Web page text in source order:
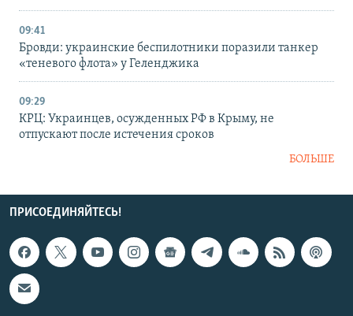
09:41
Бровди: украинские беспилотники поразили танкер
«теневого флота» у Геленджика
09:29
КРЦ: Украинцев, осужденных РФ в Крыму, не
отпускают после истечения сроков
БОЛЬШЕ
ПРИСОЕДИНЯЙТЕСЬ!